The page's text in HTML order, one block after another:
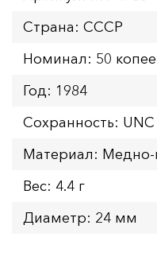
Страна: СССР
Номинал: 50
Год: 1984
Сохранность: UNC
Материал: Медно-
Вес: 4.4 г
Диаметр: 24 мм